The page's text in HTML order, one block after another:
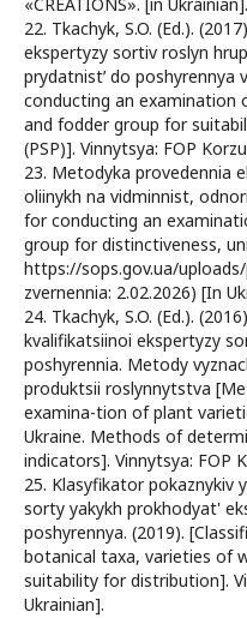
22. Tkachyk, S.O. (Ed.).
ekspertyzy sortiv roslyn
prydatnistʹ do poshyrennya
conducting an examination
and fodder group for
(PSP)]. Vinnytsya: FOP
23. Metodyka provedennia
oliinykh na vidminnist,
for conducting an
group for distinctiveness,
https://sops.gov.ua/
zvernennia: 2.02.2026) [In
24. Tkachyk, S.O. (Ed.).
kvalifikatsiinoi ekspertyzy
poshyrennia. Metody
produktsii roslynnytstva
examina-tion of plant
Ukraine. Methods of
indicators]. Vinnytsya: FOP
25. Klasyfikator pokaznykiv
sorty yakykh prokhodyat'
poshyrennya. (2019).
botanical taxa, varieties of
suitability for distribution].
Ukrainian].